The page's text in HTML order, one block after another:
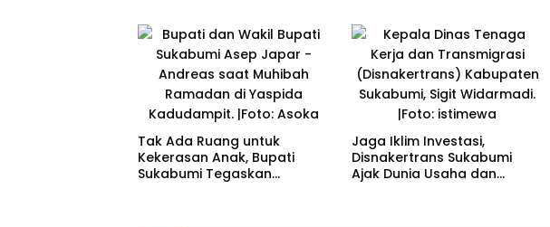
Tak Ada Ruang untuk
Kekerasan Anak, Bupati
Sukabumi Tegaskan
Jaga Iklim Investasi,
Disnakertrans Sukabumi
Ajak Dunia Usaha dan